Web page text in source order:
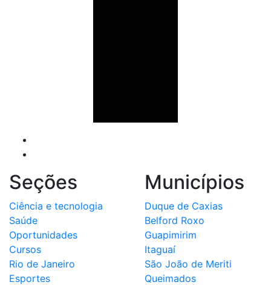
Seções
Ciência e tecnologia
Saúde
Oportunidades
Cursos
Rio de Janeiro
Esportes
Municípios
Duque de Caxias
Belford Roxo
Guapimirim
Itaguaí
São João de Meriti
Queimados